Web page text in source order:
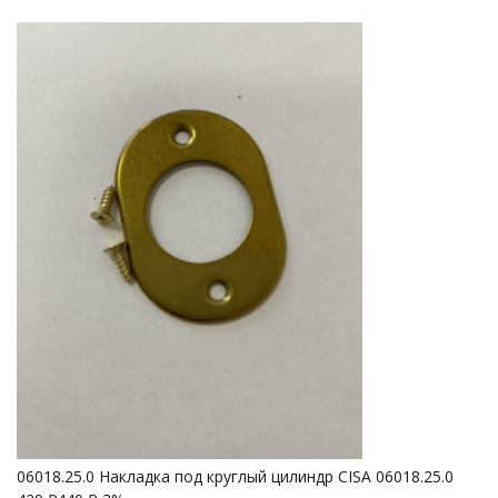
06018.25.0 Накладка под круглый цилиндр CISA 06018.25.0